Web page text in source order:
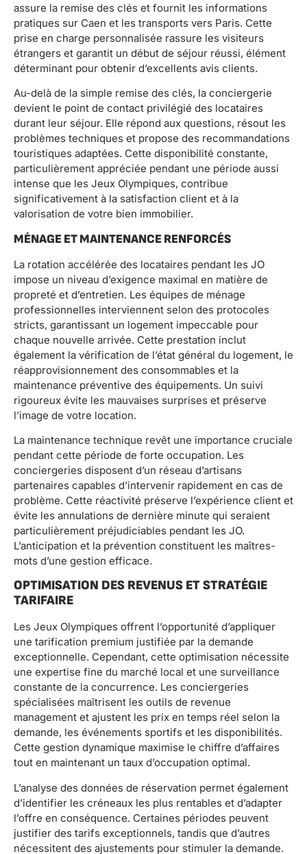
assure la remise des clés et fournit les informations
pratiques sur Caen et les transports vers Paris. Cette
prise en charge personnalisée rassure les visiteurs
étrangers et garantit un début de séjour réussi, élément
déterminant pour obtenir d’excellents avis clients.
Au-delà de la simple remise des clés, la conciergerie
devient le point de contact privilégié des locataires
durant leur séjour. Elle répond aux questions, résout les
problèmes techniques et propose des recommandations
touristiques adaptées. Cette disponibilité constante,
particulièrement appréciée pendant une période aussi
intense que les Jeux Olympiques, contribue
significativement à la satisfaction client et à la
valorisation de votre bien immobilier.
MÉNAGE ET MAINTENANCE RENFORCÉS
La rotation accélérée des locataires pendant les JO
impose un niveau d’exigence maximal en matière de
propreté et d’entretien. Les équipes de ménage
professionnelles interviennent selon des protocoles
stricts, garantissant un logement impeccable pour
chaque nouvelle arrivée. Cette prestation inclut
également la vérification de l’état général du logement, le
réapprovisionnement des consommables et la
maintenance préventive des équipements. Un suivi
rigoureux évite les mauvaises surprises et préserve
l’image de votre location.
La maintenance technique revêt une importance cruciale
pendant cette période de forte occupation. Les
conciergeries disposent d’un réseau d’artisans
partenaires capables d’intervenir rapidement en cas de
problème. Cette réactivité préserve l’expérience client et
évite les annulations de dernière minute qui seraient
particulièrement préjudiciables pendant les JO.
L’anticipation et la prévention constituent les maîtres-
mots d’une gestion efficace.
OPTIMISATION DES REVENUS ET STRATÉGIE
TARIFAIRE
Les Jeux Olympiques offrent l’opportunité d’appliquer
une tarification premium justifiée par la demande
exceptionnelle. Cependant, cette optimisation nécessite
une expertise fine du marché local et une surveillance
constante de la concurrence. Les conciergeries
spécialisées maîtrisent les outils de revenue
management et ajustent les prix en temps réel selon la
demande, les événements sportifs et les disponibilités.
Cette gestion dynamique maximise le chiffre d’affaires
tout en maintenant un taux d’occupation optimal.
L’analyse des données de réservation permet également
d’identifier les créneaux les plus rentables et d’adapter
l’offre en conséquence. Certaines périodes peuvent
justifier des tarifs exceptionnels, tandis que d’autres
nécessitent des ajustements pour stimuler la demande.